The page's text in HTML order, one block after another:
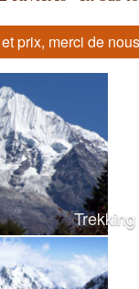
prix, merci de